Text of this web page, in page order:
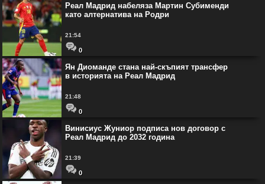
Реал Мадрид набеляза Мартин Субименди
като алтернатива на Родри
21:54
0
Ян Диоманде стана най-скъпият трансфер
в историята на Реал Мадрид
21:48
0
Винисиус Жуниор подписа нов договор с
Реал Мадрид до 2032 година
21:39
0